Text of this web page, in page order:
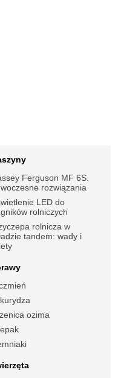
Ferguson MF 6S.
rozwiązania
LED do
rolniczych
rolnicza w
tandem: wady i
ozima